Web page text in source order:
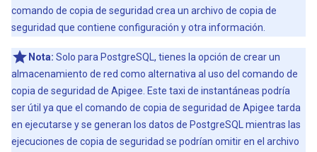
comando de copia de seguridad crea un archivo de copia de
seguridad que contiene configuración y otra información.
Nota: Solo para PostgreSQL, tienes la opción de crear un
almacenamiento de red como alternativa al uso del comando de
copia de seguridad de Apigee. Este taxi de instantáneas podría
ser útil ya que el comando de copia de seguridad de Apigee tarda
en ejecutarse y se generan los datos de PostgreSQL mientras las
ejecuciones de copia de seguridad se podrían omitir en el archivo